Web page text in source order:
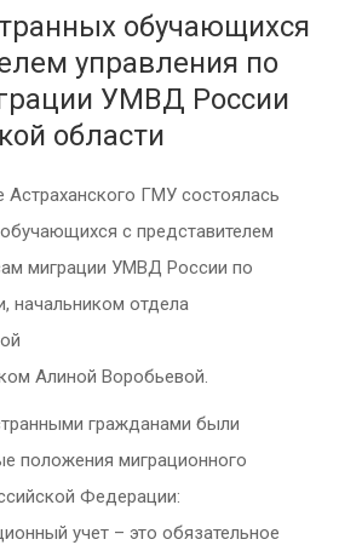
обучающихся
управления по
УМВД России
области
Астраханского ГМУ состоялась
с представителем
миграции УМВД России по
начальником отдела
Алиной Воробьевой.
гражданами были
положения миграционного
Федерации:
учет – это обязательное